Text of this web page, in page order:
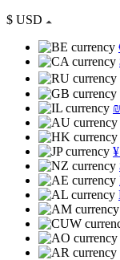
$ USD
₪
¥